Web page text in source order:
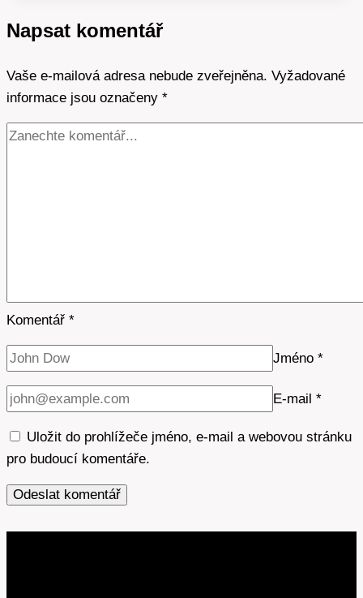
na
chytře
a
efektivně!
Napsat komentář
Vaše e-mailová adresa nebude zveřejněna. Vyžadované
informace jsou označeny *
Komentář *
Jméno *
E-mail *
Uložit do prohlížeče jméno, e-mail a webovou stránku
pro budoucí komentáře.